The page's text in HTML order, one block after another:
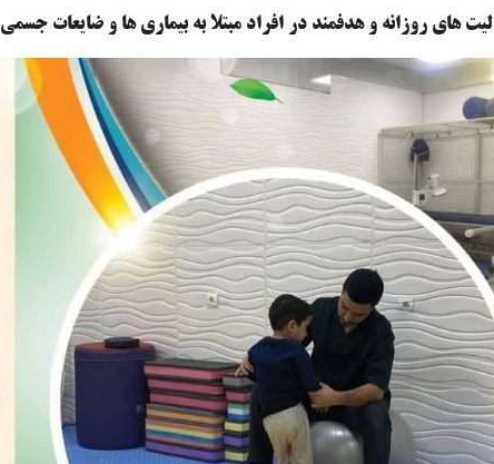
های روزانه و هدفمند در افراد مبتلا به بیماری ها و ضایعات جسمی